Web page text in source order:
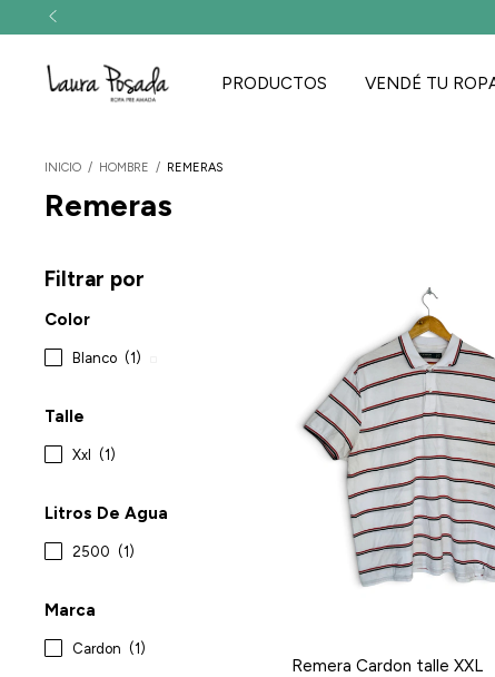
PRODUCTOS VENDÉ TU
INICIO / HOMBRE / REMERAS
Remeras
Filtrar por
Color
Blanco (1)
Talle
Xxl (1)
Litros De Agua
2500 (1)
Marca
Cardon (1)
Remera Cardon talle XXL